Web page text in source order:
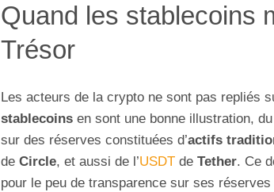
Quand les stablecoins
Trésor
Les acteurs de la crypto ne sont pas repliés
stablecoins en sont une bonne illustration,
sur des réserves constituées d’actifs
de Circle, et aussi de l’USDT de Tether. Ce
pour le peu de transparence sur ses